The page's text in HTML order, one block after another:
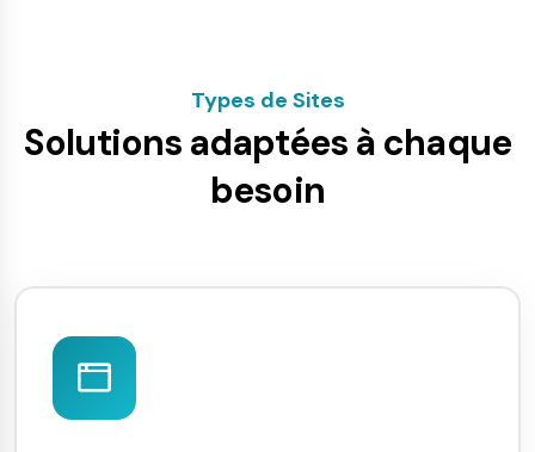
Types de Sites
Solutions adaptées à chaque
besoin